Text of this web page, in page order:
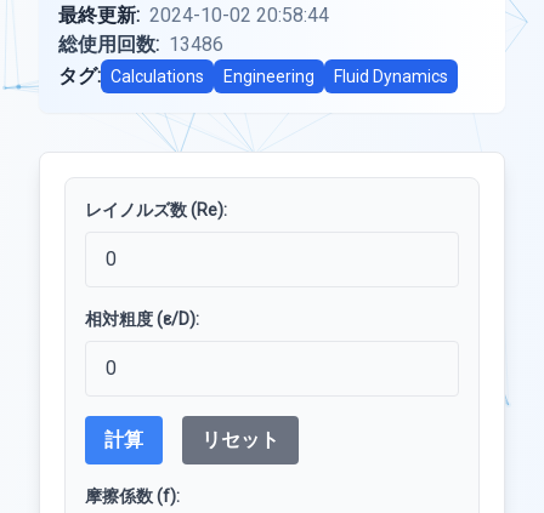
最終更新: 2024-10-02 20:58:44
総使用回数: 13486
タグ: Calculations Engineering Fluid Dynamics
レイノルズ数 (Re):
相対粗度 (ε/D):
計算 リセット
摩擦係数 (f):